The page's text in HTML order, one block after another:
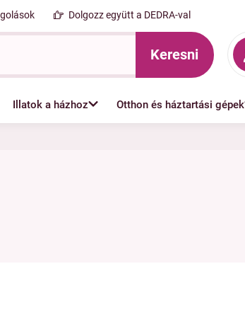
Dolgozz együtt a DEDRA-val
Keresni
Illatok a házhoz Otthon és háztartási gépek